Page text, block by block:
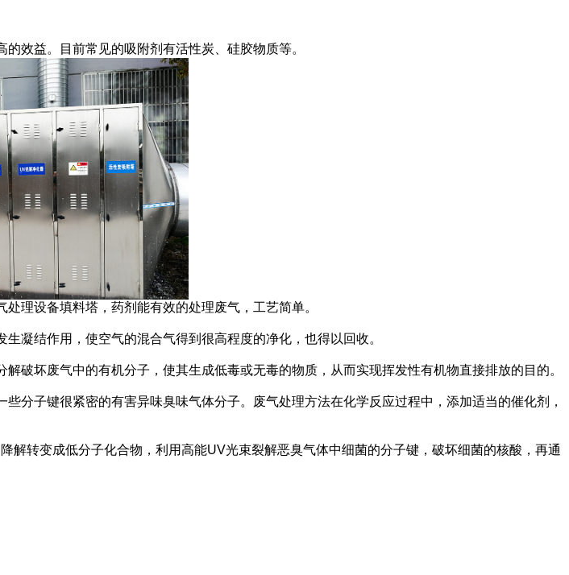
效益。目前常见的吸附剂有活性炭、硅胶物质等。
理设备填料塔，药剂能有效的处理废气，工艺简单。
凝结作用，使空气的混合气得到很高程度的净化，也得以回收。
破坏废气中的有机分子，使其生成低毒或无毒的物质，从而实现挥发性有机物直接排放的目的。
分子键很紧密的有害异味臭味气体分子。废气处理方法在化学反应过程中，添加适当的催化剂，
转变成低分子化合物，利用高能UV光束裂解恶臭气体中细菌的分子键，破坏细菌的核酸，再通